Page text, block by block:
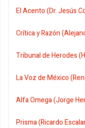
El Acento (Dr. Jesús
Crítica y Razón
Tribunal de Herodes
La Voz de México
Alfa Omega (Jorge
Prisma (Ricardo